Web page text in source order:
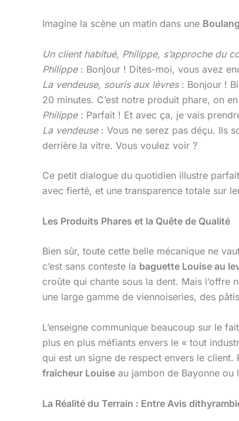
Imagine la scène un matin dans une
Un client habitué, Philippe, s’approche du
Philippe: Bonjour ! Dites-moi, vous avez
La vendeuse, souris aux lèvres: Bonjour !
20 minutes. C’est notre produit phare, on
Philippe: Parfait ! Et avec ça, je vais
La vendeuse: Vous ne serez pas déçu. Ils
derrière la vitre. Vous voulez voir ?
Ce petit dialogue du quotidien illustre
avec fierté, et une transparence totale sur
Les Produits Phares et la Quête de Qualité
Bien sûr, toute cette belle mécanique ne
c’est sans conteste la baguette Louise au
croûte qui chante sous la dent. Mais l’offre
une large gamme de viennoiseries, des
L’enseigne communique beaucoup sur le
plus en plus méfiants envers le « tout
qui est un signe de respect envers le client.
fraîcheur Louise au jambon de Bayonne ou
La Réalité du Terrain : Entre Avis